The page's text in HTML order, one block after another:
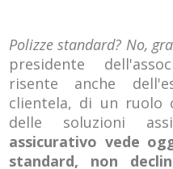
Polizze standard? No,
presidente
risente anche
clientela, di un ruolo
delle soluzioni
assicurativo vede
standard, non